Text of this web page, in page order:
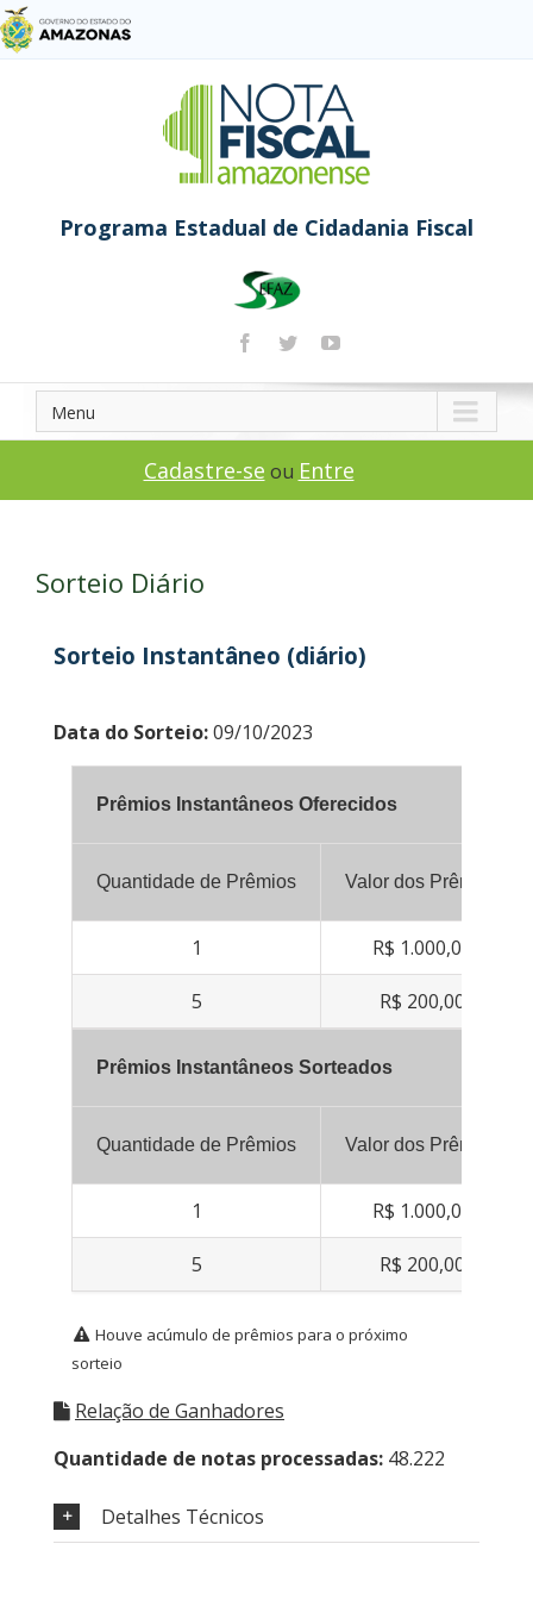
Programa Estadual de Cidadania Fiscal
Menu
Cadastre-se ou Entre
Sorteio Diário
Sorteio Instantâneo (diário)
Data do Sorteio:09/10/2023
Prêmios Instantâneos Oferecidos
Quantidade de Prêmios Valor dos Prêmios
1 R$ 1.000,00
5 R$ 200,00
Prêmios Instantâneos Sorteados
Quantidade de Prêmios Valor dos Prêmios
1 R$ 1.000,00
5 R$ 200,00
Houve acúmulo de prêmios para o próximo
sorteio
Relação de Ganhadores
Quantidade de notas processadas: 48.222
Detalhes Técnicos